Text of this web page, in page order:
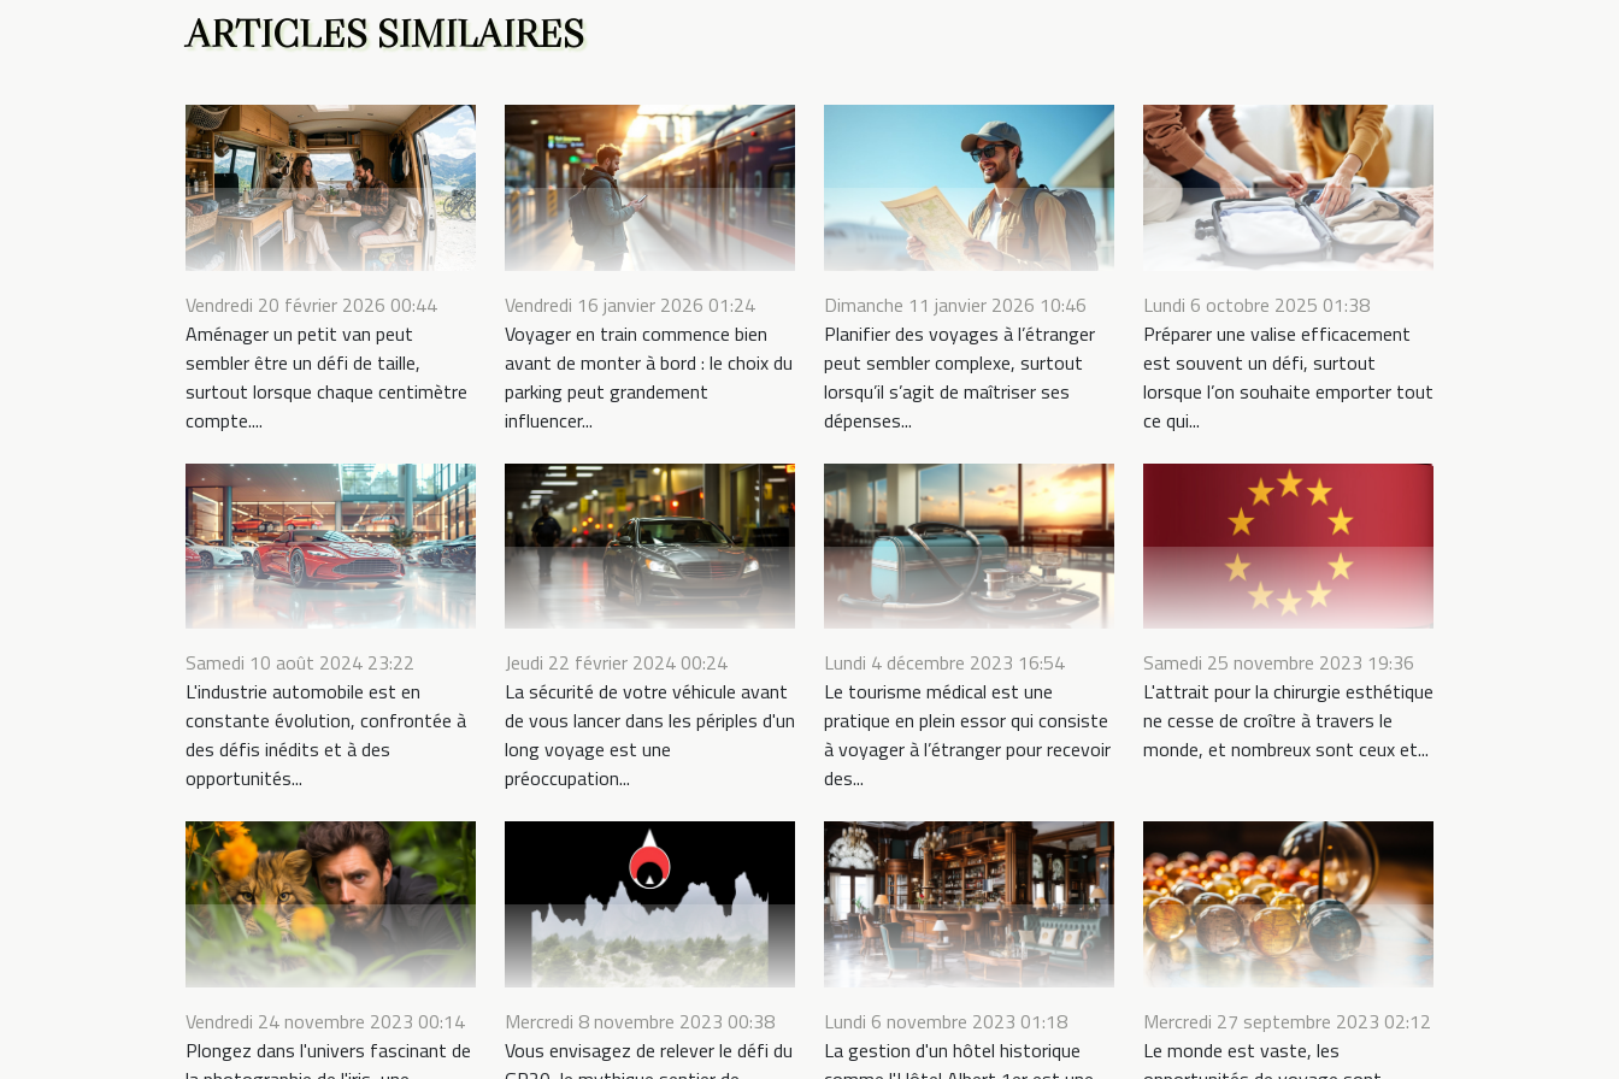
ARTICLES SIMILAIRES
Vendredi 20 février 2026 00:44
Aménager un petit van peut
sembler être un défi de taille,
surtout lorsque chaque centimètre
compte....
Vendredi 16 janvier 2026 01:24
Voyager en train commence bien
avant de monter à bord : le choix du
parking peut grandement
influencer...
Dimanche 11 janvier 2026 10:46
Planifier des voyages à l’étranger
peut sembler complexe, surtout
lorsqu’il s’agit de maîtriser ses
dépenses...
Lundi 6 octobre 2025 01:38
Préparer une valise efficacement
est souvent un défi, surtout
lorsque l’on souhaite emporter tout
ce qui...
Samedi 10 août 2024 23:22
L'industrie automobile est en
constante évolution, confrontée à
des défis inédits et à des
opportunités...
Jeudi 22 février 2024 00:24
La sécurité de votre véhicule avant
de vous lancer dans les périples d'un
long voyage est une
préoccupation...
Lundi 4 décembre 2023 16:54
Le tourisme médical est une
pratique en plein essor qui consiste
à voyager à l’étranger pour recevoir
des...
Samedi 25 novembre 2023 19:36
L'attrait pour la chirurgie esthétique
ne cesse de croître à travers le
monde, et nombreux sont ceux et...
Vendredi 24 novembre 2023 00:14
Plongez dans l'univers fascinant de
Mercredi 8 novembre 2023 00:38
Vous envisagez de relever le défi du
Lundi 6 novembre 2023 01:18
La gestion d'un hôtel historique
Mercredi 27 septembre 2023 02:12
Le monde est vaste, les